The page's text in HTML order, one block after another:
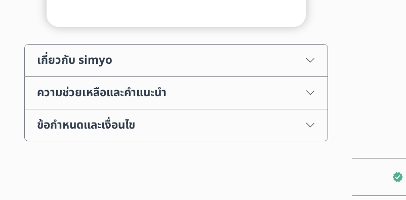
เกี่ยวกับ simyo
ความช่วยเหลือและคำแนะนำ
ข้อกำหนดและเงื่อนไข